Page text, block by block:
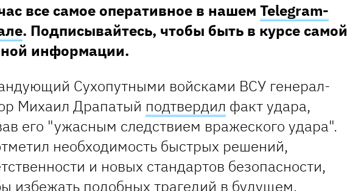
все самое оперативное в нашем Telegram-
. Подписывайтесь, чтобы быть в курсе самой
информации.
Сухопутными войсками ВСУ генерал-
Михаил Драпатый подтвердил факт удара,
его "ужасным следствием вражеского удара".
необходимость быстрых решений,
и новых стандартов безопасности,
избежать подобных трагедий в будущем.